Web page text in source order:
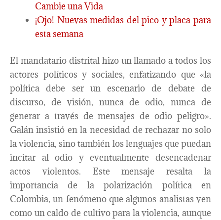
Cambie una Vida
¡Ojo! Nuevas medidas del pico y placa para
esta semana
El mandatario distrital hizo un llamado a todos los
actores políticos y sociales, enfatizando que «la
política debe ser un escenario de debate de
discurso, de visión, nunca de odio, nunca de
generar a través de mensajes de odio peligro».
Galán insistió en la necesidad de rechazar no solo
la violencia, sino también los lenguajes que puedan
incitar al odio y eventualmente desencadenar
actos violentos. Este mensaje resalta la
importancia de la polarización política en
Colombia, un fenómeno que algunos analistas ven
como un caldo de cultivo para la violencia, aunque